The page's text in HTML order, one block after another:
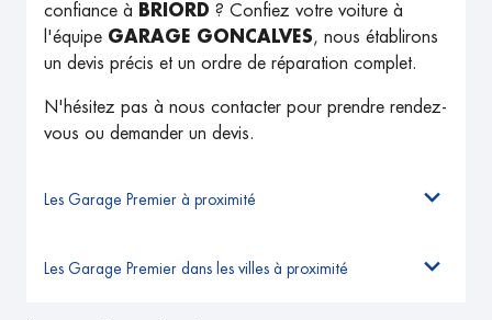
confiance à BRIORD ? Confiez votre voiture à
l'équipe GARAGE GONCALVES, nous établirons
un devis précis et un ordre de réparation complet.
N'hésitez pas à nous contacter pour prendre rendez-
vous ou demander un devis.
Les Garage Premier à proximité
Les Garage Premier dans les villes à proximité